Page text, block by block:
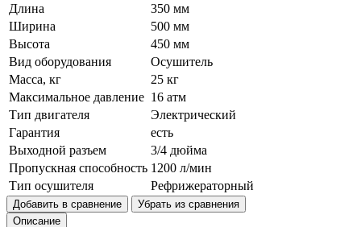
Длина
350 мм
Ширина
500 мм
Высота
450 мм
Вид оборудования
Осушитель
Масса, кг
25 кг
Максимальное давление 16 атм
Тип двигателя
Электрический
Гарантия
есть
Выходной разъем
3/4 дюйма
Пропускная способность 1200 л/мин
Тип осушителя
Рефрижераторный
Добавить в сравнение
Убрать из сравнения
Описание